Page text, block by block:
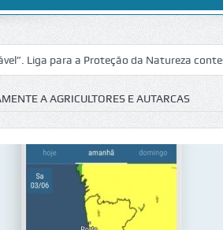
para a Proteção da Natureza contesta
A AGRICULTORES E AUTARCAS